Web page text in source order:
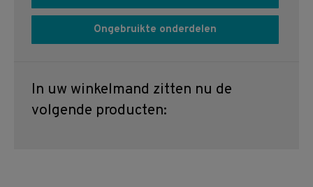
Ongebruikte onderdelen
In uw winkelmand zitten nu de
volgende producten: